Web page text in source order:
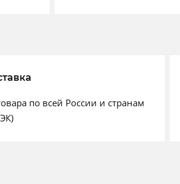
по всей России и странам